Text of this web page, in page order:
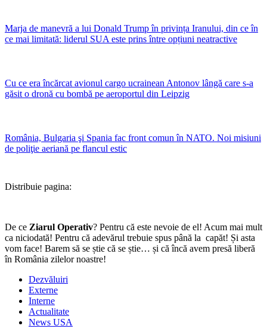
Marja de manevră a lui Donald Trump în privința Iranului, din ce în
ce mai limitată: liderul SUA este prins între opțiuni neatractive
Cu ce era încărcat avionul cargo ucrainean Antonov lângă care s-a
găsit o dronă cu bombă pe aeroportul din Leipzig
România, Bulgaria şi Spania fac front comun în NATO. Noi misiuni
de poliţie aeriană pe flancul estic
Distribuie pagina:
De ce Ziarul Operativ? Pentru că este nevoie de el! Acum mai mult
ca niciodată! Pentru că adevărul trebuie spus până la capăt! Și asta
vom face! Barem să se știe că se știe… și că încă avem presă liberă
în România zilelor noastre!
Dezvăluiri
Externe
Interne
Actualitate
News USA